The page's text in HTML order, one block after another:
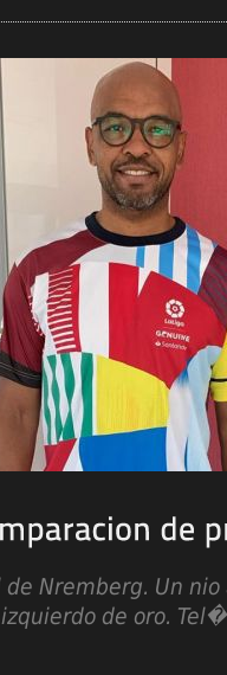
Nremberg. Un
de oro.